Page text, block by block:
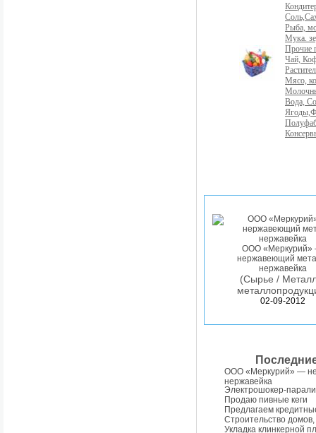
Рыба,
Мука.
Прочие
Чай,
Мясо,
Вода,
ООО
нержавеющий
нержавейка
(Сырье /
02-09-2012
ООО «Меркурий» —
нержавейка
Электрошокер-
Продаю пивные кеги
Предлагаем
Строительство
Укладка клинкерной